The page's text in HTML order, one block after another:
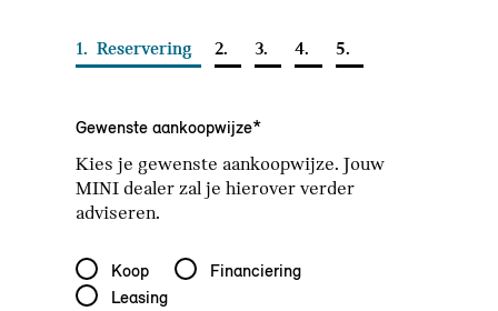
1. Reservering 2. 3. 4. 5.
Gewenste aankoopwijze*
Kies je gewenste aankoopwijze. Jouw
MINI dealer zal je hierover verder
adviseren.
Gewenste aankoopwijze*
Koop
Financiering
Leasing